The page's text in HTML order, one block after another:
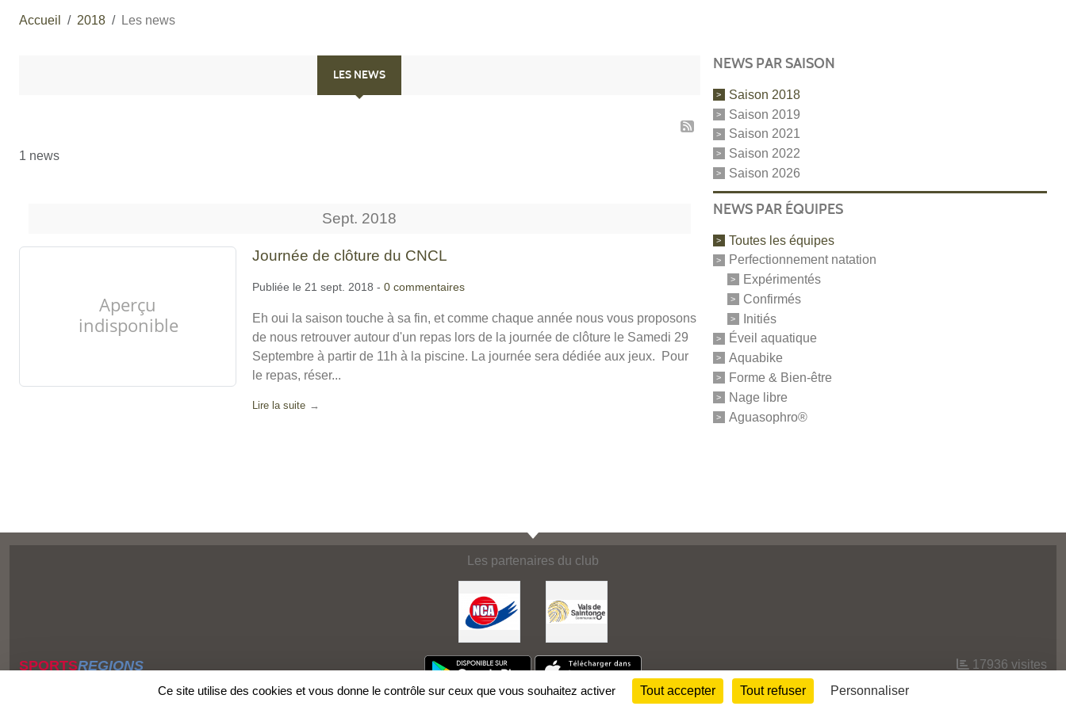
Accueil 2018 Les news
LES NEWS
1 news
Sept. 2018
Journée de clôture du CNCL
Publiée le 21 sept. 2018 -0 commentaires
Eh oui la saison touche à sa fin, et comme chaque année nous vous proposons
de nous retrouver autour d'un repas lors de la journée de clôture le Samedi 29
Septembre à partir de 11h à la piscine. La journée sera dédiée aux jeux. Pour
le repas, réser...
Lire la suite
NEWS PAR SAISON
Saison 2018
Saison 2019
Saison 2021
Saison 2022
Saison 2026
NEWS PAR ÉQUIPES
Toutes les équipes
Perfectionnement natation
Expérimentés
Confirmés
Initiés
Éveil aquatique
Aquabike
Forme & Bien-être
Nage libre
Aguasophro®
Les partenaires du club
SPORTSREGIONS 17936 visites
Ce site utilise des cookies et vous donne le contrôle sur ceux que vous souhaitez activer Tout accepter Tout refuser Personnaliser